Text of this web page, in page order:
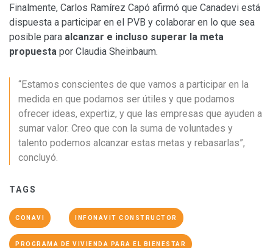
Finalmente, Carlos Ramírez Capó afirmó que Canadevi está
dispuesta a participar en el PVB y colaborar en lo que sea
posible para alcanzar e incluso superar la meta
propuesta por Claudia Sheinbaum.
“Estamos conscientes de que vamos a participar en la
medida en que podamos ser útiles y que podamos
ofrecer ideas, expertiz, y que las empresas que ayuden a
sumar valor. Creo que con la suma de voluntades y
talento podemos alcanzar estas metas y rebasarlas”,
concluyó.
TAGS
CONAVI INFONAVIT CONSTRUCTOR
PROGRAMA DE VIVIENDA PARA EL BIENESTAR